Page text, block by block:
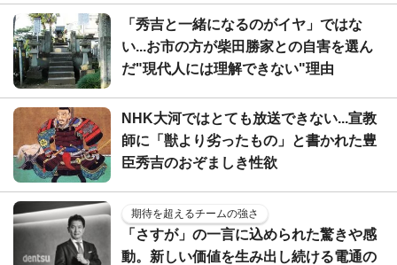
「秀吉と一緒になるのがイヤ」ではな
い...お市の方が柴田勝家との自害を選ん
だ"現代人には理解できない"理由
NHK大河ではとても放送できない...宣教
師に「獣より劣ったもの」と書かれた豊
臣秀吉のおぞましき性欲
期待を超えるチームの強さ
「さすが」の一言に込められた驚きや感
動。新しい価値を生み出し続ける電通の